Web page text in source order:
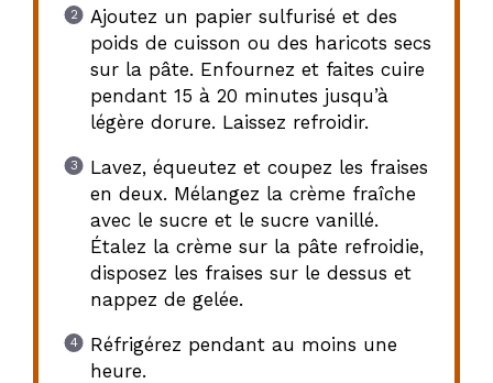
Ajoutez un papier sulfurisé et des
poids de cuisson ou des haricots secs
sur la pâte. Enfournez et faites cuire
pendant 15 à 20 minutes jusqu’à
légère dorure. Laissez refroidir.
Lavez, équeutez et coupez les fraises
en deux. Mélangez la crème fraîche
avec le sucre et le sucre vanillé.
Étalez la crème sur la pâte refroidie,
disposez les fraises sur le dessus et
nappez de gelée.
Réfrigérez pendant au moins une
heure.